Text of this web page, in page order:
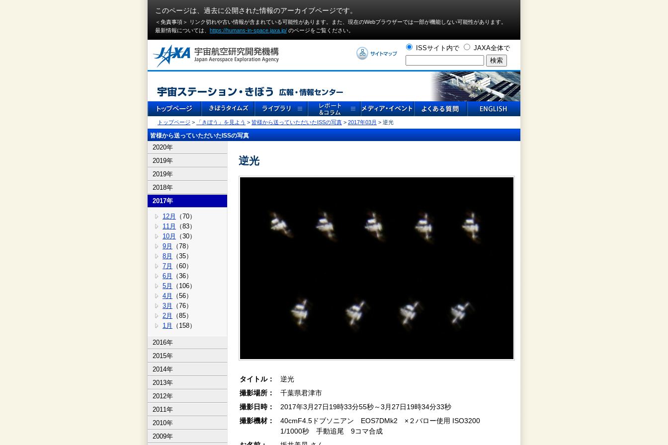
このページは、過去に公開された情報のアーカイブページです。
＜免責事項＞ リンク切れや古い情報が含まれている可能性があります。また、現在のWebブラウザーでは⼀部が機能しない可能性があります。
最新情報については、 https://humans-in-space.jaxa.jp/ のページをご覧ください。
ISSサイト内で JAXA全体で
トップページ > 「きぼう」を見よう > 皆様から送っていただいたISSの写真 > 2017年03月 > 逆光
皆様から送っていただいたISSの写真
2020年
2019年
2019年
2018年
2017年
12月
（70）
11月
（83）
10月
（30）
9月
（78）
8月
（35）
7月
（60）
6月
（36）
5月
（106）
4月
（56）
3月
（76）
2月
（85）
1月
（158）
2016年
2015年
2014年
2013年
2012年
2011年
2010年
2009年
逆光
タイトル：
逆光
撮影場所：
千葉県君津市
撮影日時：
2017年3月27日19時33分55秒～3月27日19時34分33秒
撮影機材：
40cmF4.5ドブソニアン EOS7DMk2 ×２バロー使用 ISO3200
1/1000秒 手動追尾 9コマ合成